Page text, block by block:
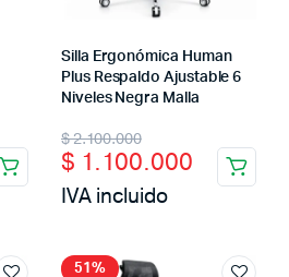
Silla Ergonómica Human
Plus Respaldo Ajustable 6
Niveles Negra Malla
$2.100.000
$ 1.100.000
IVA incluido
51%